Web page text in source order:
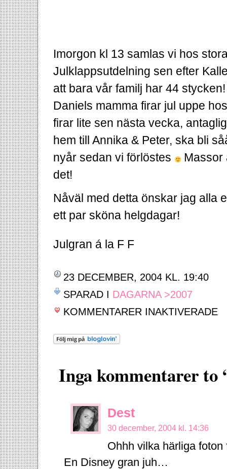
Imorgon kl 13 samlas vi hos
Julklappsutdelning sen efter
att bara vår familj har 44
Daniels mamma firar jul uppe
firar lite sen nästa vecka,
hem till Annika & Peter, ska bli
nyår sedan vi förlöstes
Massor
det!
Nåväl med detta önskar jag alla
ett par sköna helgdagar!
Julgran á la F F
23 DECEMBER, 2004 KL. 19:40
SPARAD I DAGARNA >2007
KOMMENTARER INAKTIVERADE
Inga kommentarer to
Dest
30 december, 2004 kl. 14:36
Ohhh vilka härliga
En Disney gran juh…